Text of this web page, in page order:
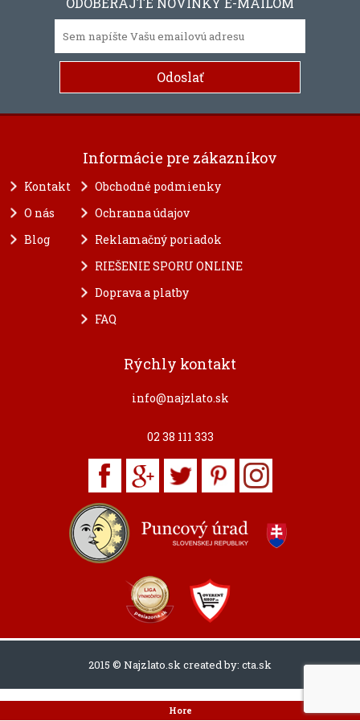
Informácie pre zákazníkov
Kontakt
O nás
Blog
Obchodné podmienky
Ochranna údajov
Reklamačný poriadok
RIEŠENIE SPORU ONLINE
Doprava a platby
FAQ
Rýchly kontakt
info@najzlato.sk
02 38 111 333
2015 © Najzlato.sk created by: cta.sk
Hore